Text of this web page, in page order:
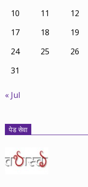
10
11 12
17
18 19
24
25 26
31
« Jul
पेड सेवा